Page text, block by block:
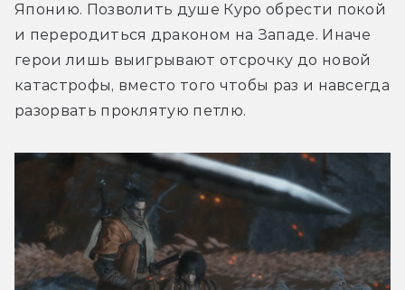
Японию. Позволить душе Куро обрести покой
и переродиться драконом на Западе. Иначе
герои лишь выигрывают отсрочку до новой
катастрофы, вместо того чтобы раз и навсегда
разорвать проклятую петлю.